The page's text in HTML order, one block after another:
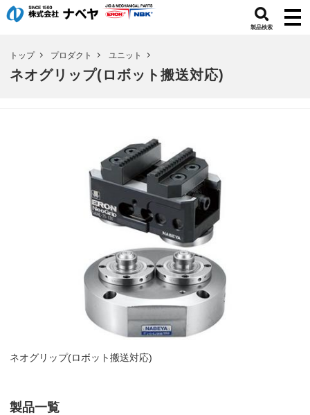
製品検索
トップ プロダクト ユニット
ネオグリップ(ロボット搬送対応)
ネオグリップ(ロボット搬送対応)
製品一覧